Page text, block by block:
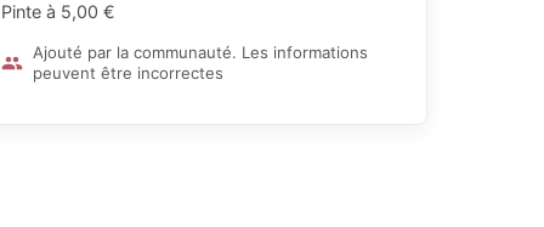
Pinte à 5,00 €
Ajouté par la communauté. Les informations
peuvent être incorrectes